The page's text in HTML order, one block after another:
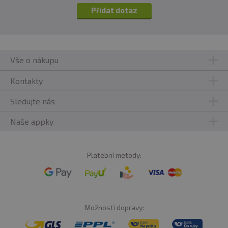
lecitin), hydrolyzovaný kolagen (ze skotu), zvlhčující
látka: glycerol; částečněinvertní cukr, izolát sójových
Přidat dotaz
Vše o nákupu
Kontakty
Sledujte nás
Naše appky
Platební metody:
Možnosti dopravy: